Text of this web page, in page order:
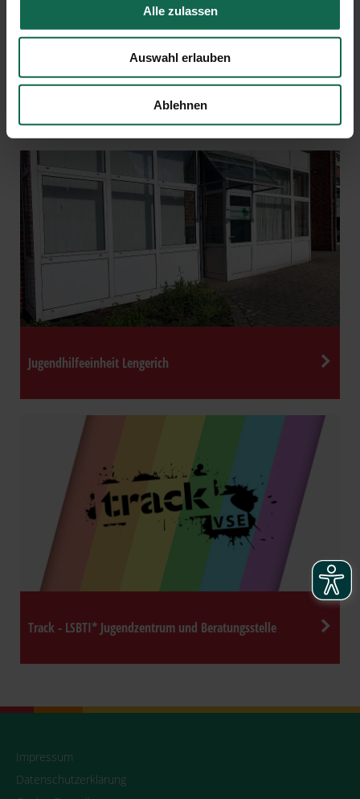
Alle zulassen
Auswahl erlauben
Ablehnen
Jugendhilfeeinheit Lengerich
Track - LSBTI* Jugendzentrum und Beratungsstelle
Impressum
Datenschutzerklärung